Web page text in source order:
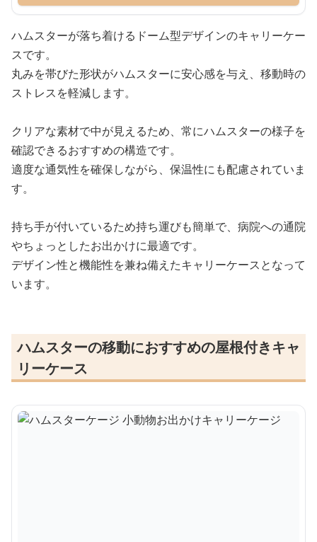
ハムスターが落ち着けるドーム型デザインのキャリーケー
スです。
丸みを帯びた形状がハムスターに安心感を与え、移動時の
ストレスを軽減します。
クリアな素材で中が見えるため、常にハムスターの様子を
確認できるおすすめの構造です。
適度な通気性を確保しながら、保温性にも配慮されていま
す。
持ち手が付いているため持ち運びも簡単で、病院への通院
やちょっとしたお出かけに最適です。
デザイン性と機能性を兼ね備えたキャリーケースとなって
います。
ハムスターの移動におすすめの屋根付きキャ
リーケース